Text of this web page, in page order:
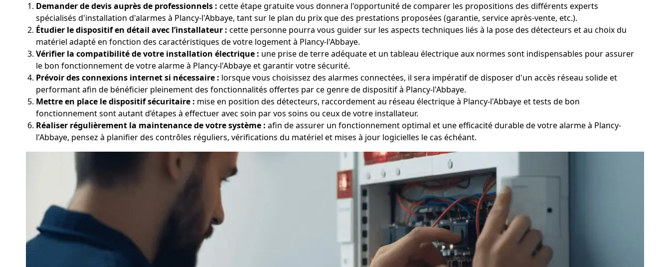
Demander de devis auprès de professionnels : cette étape gratuite vous donnera l'opportunité de comparer les propositions des différents experts
spécialisés d'installation d'alarmes à Plancy-l'Abbaye, tant sur le plan du prix que des prestations proposées (garantie, service après-vente, etc.).
Étudier le dispositif en détail avec l’installateur : cette personne pourra vous guider sur les aspects techniques liés à la pose des détecteurs et au choix du
matériel adapté en fonction des caractéristiques de votre logement à Plancy-l'Abbaye.
Vérifier la compatibilité de votre installation électrique : une prise de terre adéquate et un tableau électrique aux normes sont indispensables pour assurer
le bon fonctionnement de votre alarme à Plancy-l'Abbaye et garantir votre sécurité.
Prévoir des connexions internet si nécessaire : lorsque vous choisissez des alarmes connectées, il sera impératif de disposer d'un accès réseau solide et
performant afin de bénéficier pleinement des fonctionnalités offertes par ce genre de dispositif à Plancy-l'Abbaye.
Mettre en place le dispositif sécuritaire : mise en position des détecteurs, raccordement au réseau électrique à Plancy-l'Abbaye et tests de bon
fonctionnement sont autant d’étapes à effectuer avec soin par vos soins ou ceux de votre installateur.
Réaliser régulièrement la maintenance de votre système : afin de assurer un fonctionnement optimal et une efficacité durable de votre alarme à Plancy-
l'Abbaye, pensez à planifier des contrôles réguliers, vérifications du matériel et mises à jour logicielles le cas échéant.